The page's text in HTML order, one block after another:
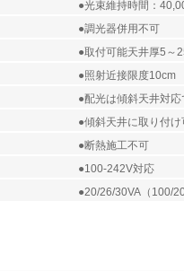
●光束維持時間：
●調光器併用不可
●取付可能天井厚5～
●照射近接限度10cm
●配光は傾斜天井対
●傾斜天井に取り付
●断熱施工不可
●100-242V対応
●20/26/30VA（100/